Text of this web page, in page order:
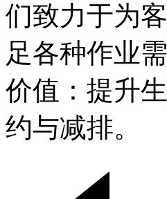
们致力于为
足各种作业
价值：提升
约与减排。